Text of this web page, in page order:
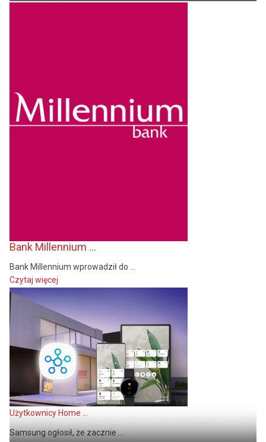
Bank Millennium ...
Bank Millennium wprowadził do ...
Czytaj więcej
Użytkownicy Home ...
Samsung ogłosił, że zacznie ...